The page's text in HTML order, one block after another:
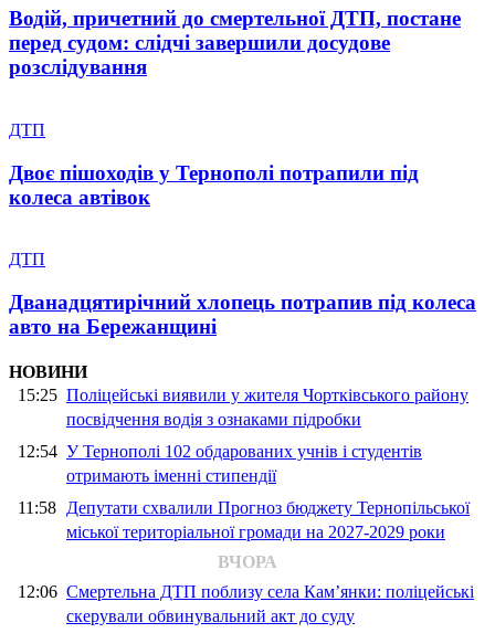
Водій, причетний до смертельної ДТП, постане
перед судом: слідчі завершили досудове
розслідування
ДТП
Двоє пішоходів у Тернополі потрапили під
колеса автівок
ДТП
Дванадцятирічний хлопець потрапив під колеса
авто на Бережанщині
НОВИНИ
15:25 Поліцейські виявили у жителя Чортківського району
посвідчення водія з ознаками підробки
12:54 У Тернополі 102 обдарованих учнів і студентів
отримають іменні стипендії
11:58 Депутати схвалили Прогноз бюджету Тернопільської
міської територіальної громади на 2027-2029 роки
ВЧОРА
12:06 Смертельна ДТП поблизу села Кам’янки: поліцейські
скерували обвинувальний акт до суду